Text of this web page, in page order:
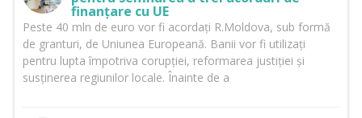
finanțare cu UE
Peste 40 mln de euro vor fi acordați R.Moldova, sub formă
de granturi, de Uniunea Europeană. Banii vor fi utilizați
pentru lupta împotriva corupției, reformarea justiției și
susținerea regiunilor locale. Înainte de a